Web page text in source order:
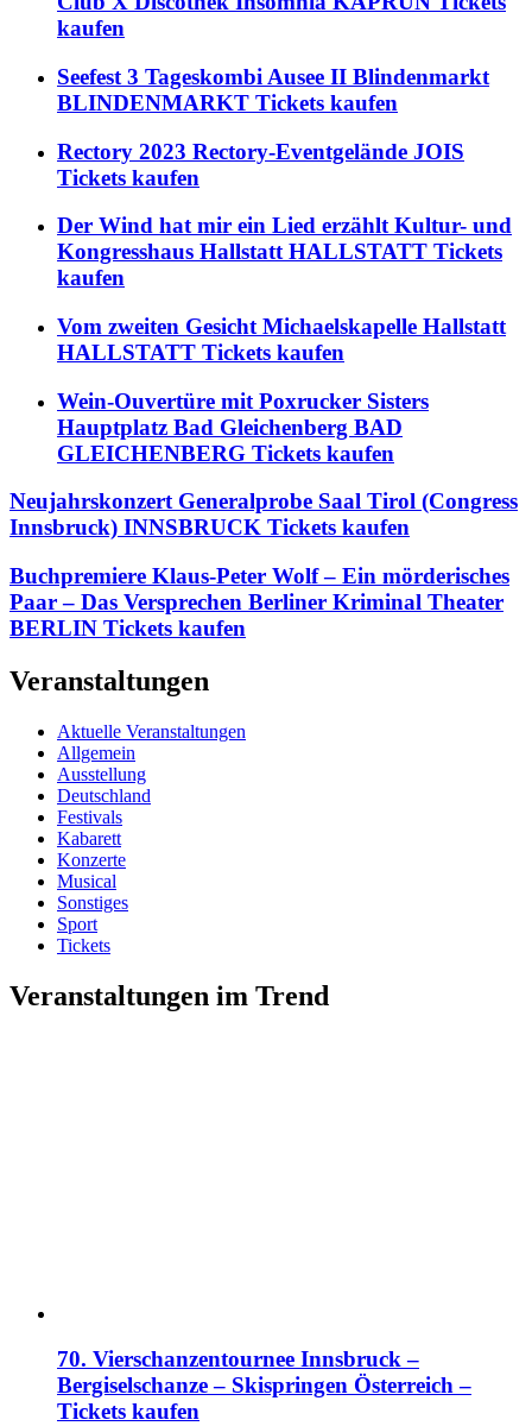
kaufen
Seefest 3 Tageskombi Ausee II Blindenmarkt
BLINDENMARKT Tickets kaufen
Rectory 2023 Rectory-Eventgelände JOIS
Tickets kaufen
Der Wind hat mir ein Lied erzählt Kultur- und
Kongresshaus Hallstatt HALLSTATT Tickets
kaufen
Vom zweiten Gesicht Michaelskapelle Hallstatt
HALLSTATT Tickets kaufen
Wein-Ouvertüre mit Poxrucker Sisters
Hauptplatz Bad Gleichenberg BAD
GLEICHENBERG Tickets kaufen
Neujahrskonzert Generalprobe Saal Tirol (Congress
Innsbruck) INNSBRUCK Tickets kaufen
Buchpremiere Klaus-Peter Wolf – Ein mörderisches
Paar – Das Versprechen Berliner Kriminal Theater
BERLIN Tickets kaufen
Veranstaltungen
Aktuelle Veranstaltungen
Allgemein
Ausstellung
Deutschland
Festivals
Kabarett
Konzerte
Musical
Sonstiges
Sport
Tickets
Veranstaltungen im Trend
70. Vierschanzentournee Innsbruck –
Bergiselschanze – Skispringen Österreich –
Tickets kaufen